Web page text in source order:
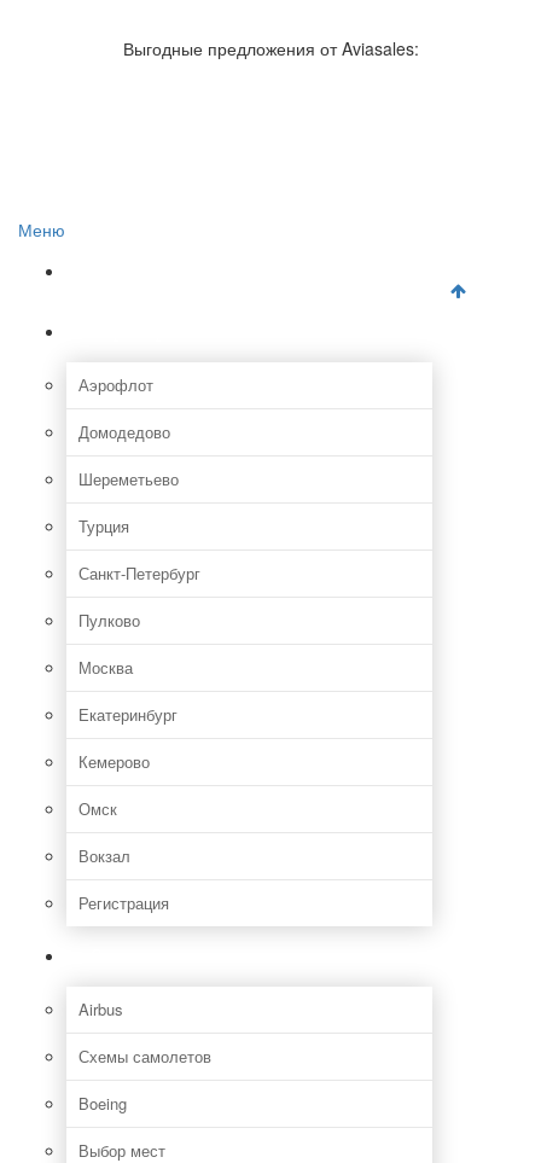
Отзывы об авиакомпаниях
Отзывы об аэропортах
Выгодные предложения от Aviasales:
Меню
Аэрофлот
Домодедово
Шереметьево
Турция
Санкт-Петербург
Пулково
Москва
Екатеринбург
Кемерово
Омск
Вокзал
Регистрация
Airbus
Схемы самолетов
Boeing
Выбор мест